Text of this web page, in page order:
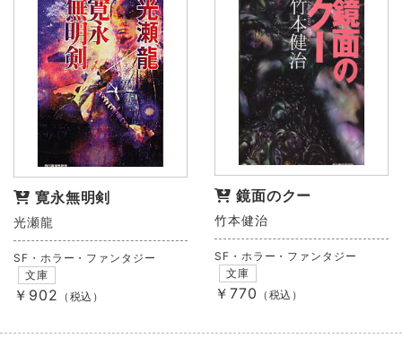
寛永無明剣
光瀬龍
SF・ホラー・ファンタジー
文庫
￥902 （税込）
鏡面のクー
竹本健治
SF・ホラー・ファンタジー
文庫
￥770 （税込）